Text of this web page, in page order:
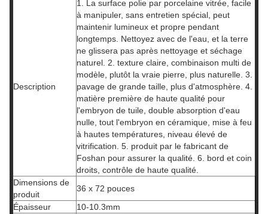
Description
1. La surface polie par porcelaine vitrée, facile
à manipuler, sans entretien spécial, peut
maintenir lumineux et propre pendant
longtemps. Nettoyez avec de l'eau, et la terre
ne glissera pas après nettoyage et séchage
naturel. 2. texture claire, combinaison multi de
modèle, plutôt la vraie pierre, plus naturelle. 3.
pavage de grande taille, plus d'atmosphère. 4.
matière première de haute qualité pour
l'embryon de tuile, double absorption d'eau
nulle, tout l'embryon en céramique, mise à feu
à hautes températures, niveau élevé de
vitrification. 5. produit par le fabricant de
Foshan pour assurer la qualité. 6. bord et coin
droits, contrôle de haute qualité.
Dimensions de
produit
36 x 72 pouces
Épaisseur
10-10.3mm